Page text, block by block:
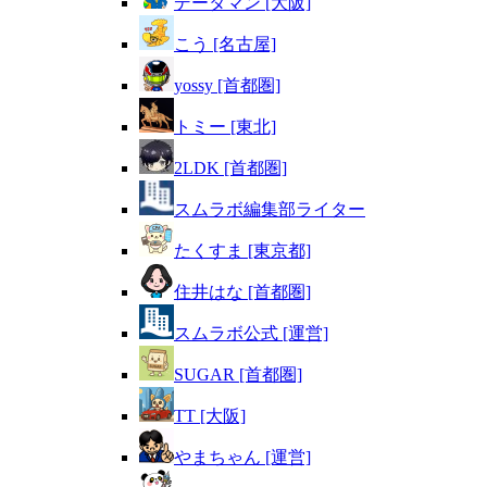
こう [名古屋]
yossy [首都圏]
トミー [東北]
2LDK [首都圏]
スムラボ編集部ライター
たくすま [東京都]
住井はな [首都圏]
スムラボ公式 [運営]
SUGAR [首都圏]
TT [大阪]
やまちゃん [運営]